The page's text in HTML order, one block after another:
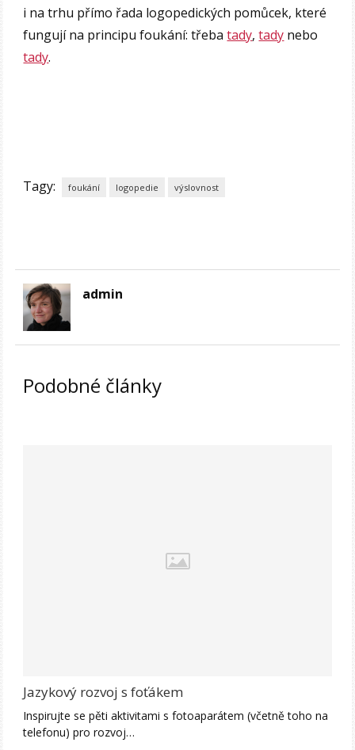
i na trhu přímo řada logopedických pomůcek, které
fungují na principu foukání: třebatady,tady nebo
tady.
Tagy: foukání logopedie výslovnost
admin
Podobné články
Jazykový rozvoj s foťákem
Inspirujte se pěti aktivitami s fotoaparátem (včetně toho na
telefonu) pro rozvoj…